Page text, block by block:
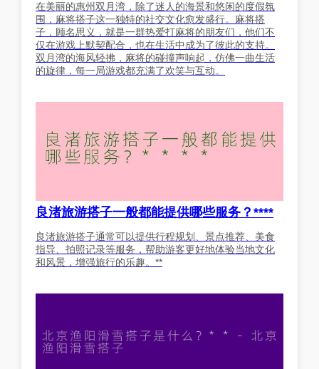
在美丽的惠州双月湾，除了迷人的海景和悠闲的度假氛
围，麻将搭子这一独特的社交文化愈发盛行。麻将搭
子，顾名思义，就是一群热爱打麻将的朋友们，他们不
仅在游戏上默契配合，也在生活中成为了彼此的支持。
双月湾的海风轻拂，麻将的碰撞声响起，仿佛一曲生活
的旋律，每一局游戏都充满了欢笑与互动。
良渚旅游搭子一般都能提供哪些服务？****
良渚旅游搭子通常可以提供行程规划、景点推荐、美食
指导、拍照记录等服务，帮助游客更好地体验当地文化
和风景，增强旅行的乐趣。**